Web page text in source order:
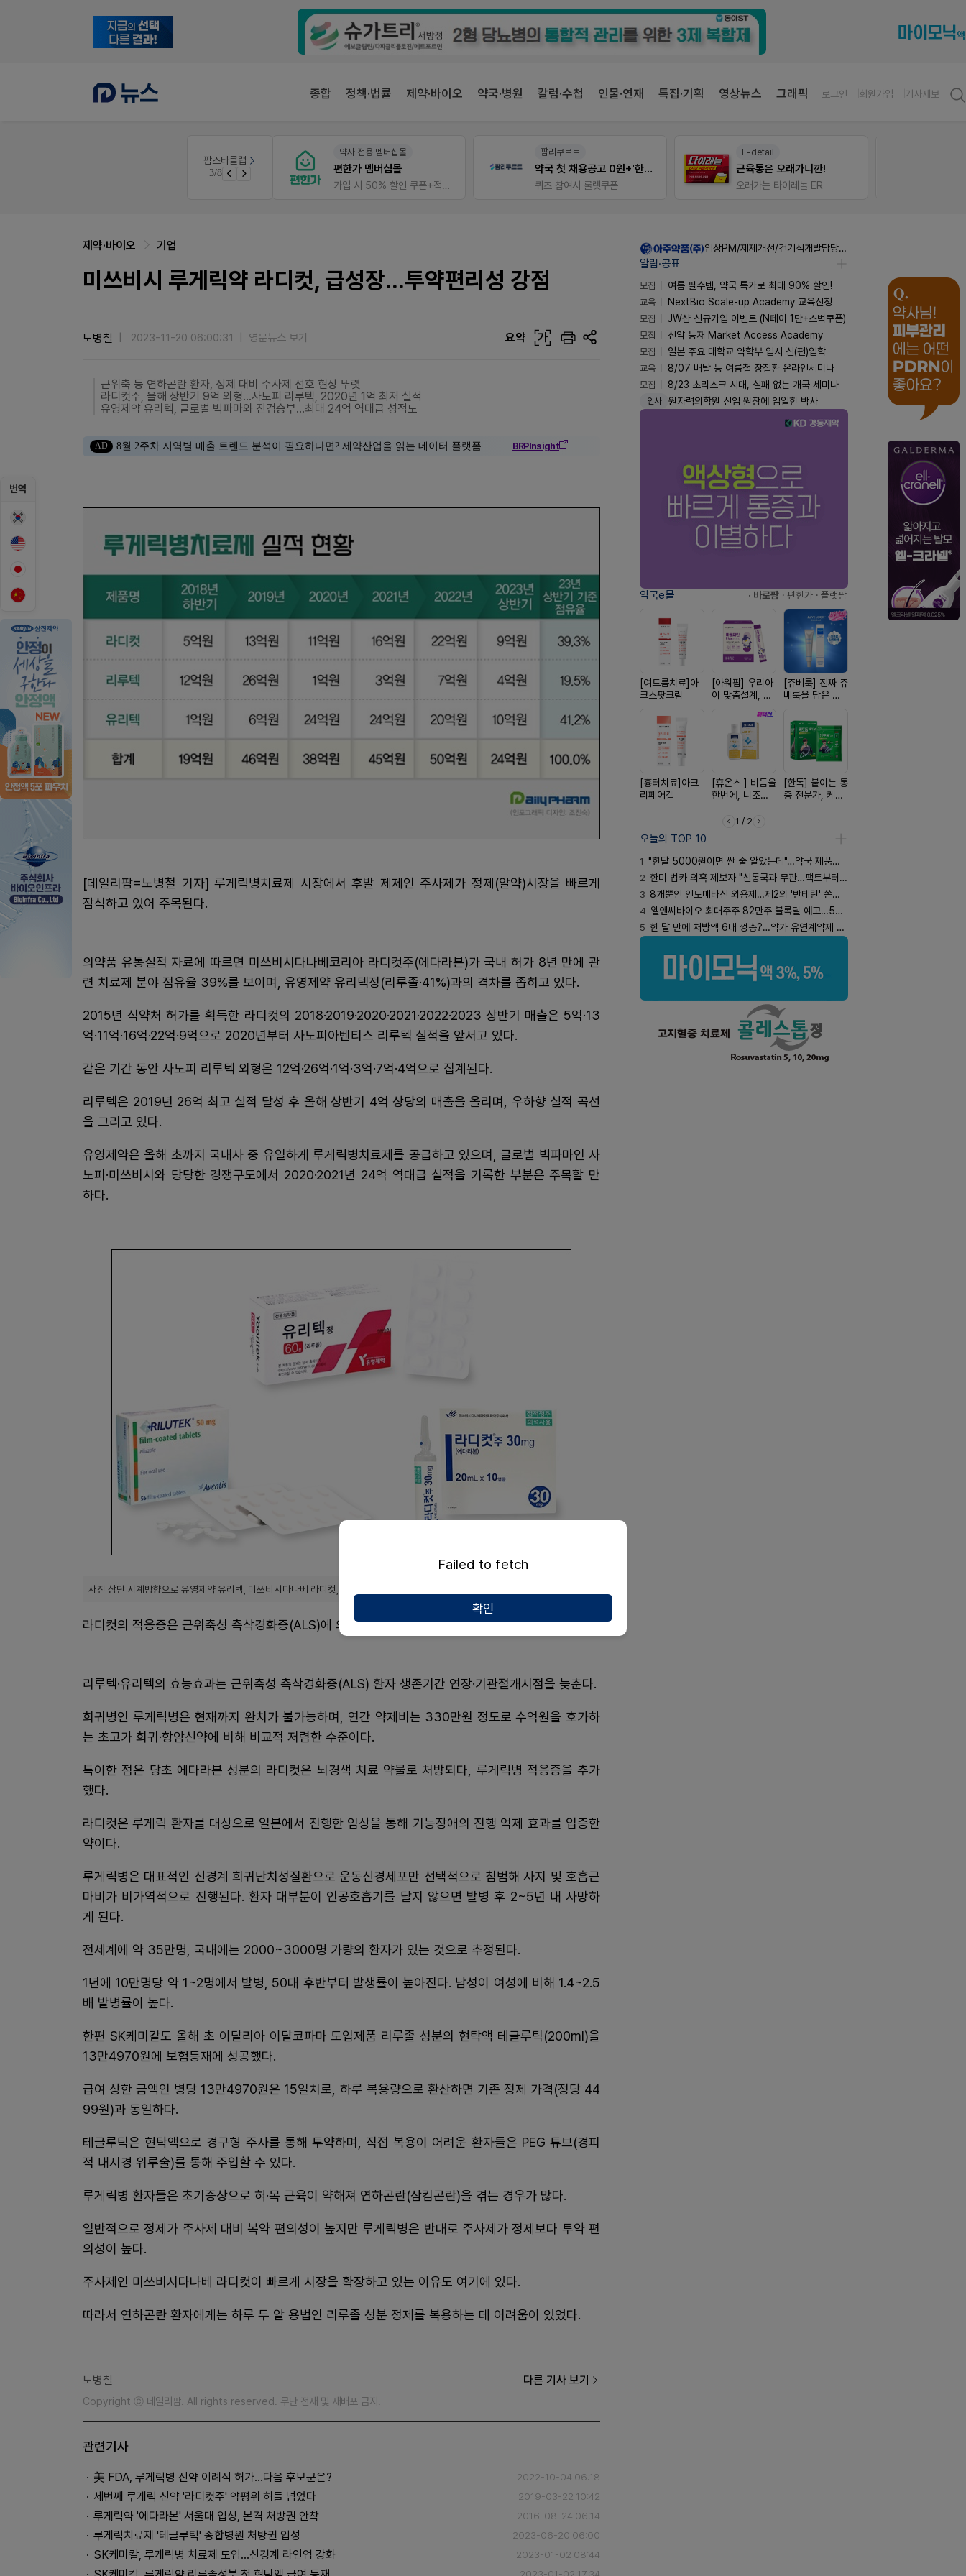
종합 정책·법률 제약·바이오 약국·병원 칼럼·수첩 인물·연재 특집·기획 영상뉴스 그래픽 로그인 회원가입 기사제보
팜스타클럽
3/8
이달의 약국 신제품(8월호)
약사 전용 멤버십몰
편한가 멤버십몰
가입 시 50% 할인 쿠폰+적립금까지!
팜리쿠르트
약국 첫 채용공고 0원+'한번 더' 무료 연장
퀴즈 참여시 룰렛쿠폰
E-detail
근육통은 오래가니깐!
오래가는 타이레놀 ER
번역
제약·바이오 기업
미쓰비시 루게릭약 라디컷, 급성장...투약편리성 강점
노병철 2023-11-20 06:00:31 영문뉴스 보기 요약 가
근위축 등 연하곤란 환자, 정제 대비 주사제 선호 현상 뚜렷
라디컷주, 올해 상반기 9억 외형...사노피 리루텍, 2020년 1억 최저 실적
유영제약 유리텍, 글로벌 빅파마와 진검승부...최대 24억 역대급 성적도
AD 8월 2주차 지역별 매출 트렌드 분석이 필요하다면? 제약산업을 읽는 데이터 플랫폼 BRPInsight
[데일리팜=노병철 기자] 루게릭병치료제 시장에서 후발 제제인 주사제가 정제(알약)시장을 빠르게
잠식하고 있어 주목된다.
의약품 유통실적 자료에 따르면 미쓰비시다나베코리아 라디컷주(에다라본)가 국내 허가 8년 만에 관
련 치료제 분야 점유율 39%를 보이며, 유영제약 유리텍정(리루졸·41%)과의 격차를 좁히고 있다.
2015년 식약처 허가를 획득한 라디컷의 2018·2019·2020·2021·2022·2023 상반기 매출은 5억·13
억·11억·16억·22억·9억으로 2020년부터 사노피아벤티스 리루텍 실적을 앞서고 있다.
같은 기간 동안 사노피 리루텍 외형은 12억·26억·1억·3억·7억·4억으로 집계된다.
리루텍은 2019년 26억 최고 실적 달성 후 올해 상반기 4억 상당의 매출을 올리며, 우하향 실적 곡선
을 그리고 있다.
유영제약은 올해 초까지 국내사 중 유일하게 루게릭병치료제를 공급하고 있으며, 글로벌 빅파마인 사
노피·미쓰비시와 당당한 경쟁구도에서 2020·2021년 24억 역대급 실적을 기록한 부분은 주목할 만
하다.
사진 상단 시계방향으로 유영제약 유리텍, 미쓰비시다나베 라디컷, 사노피 리루텍.
라디컷의 적응증은 근위축성 측삭경화증(ALS)에 의한 기능장애의 진행을 늦춰준다.
리루텍·유리텍의 효능효과는 근위축성 측삭경화증(ALS) 환자 생존기간 연장·기관절개시점을 늦춘다.
희귀병인 루게릭병은 현재까지 완치가 불가능하며, 연간 약제비는 330만원 정도로 수억원을 호가하
는 초고가 희귀·항암신약에 비해 비교적 저렴한 수준이다.
특이한 점은 당초 에다라본 성분의 라디컷은 뇌경색 치료 약물로 처방되다, 루게릭병 적응증을 추가
했다.
라디컷은 루게릭 환자를 대상으로 일본에서 진행한 임상을 통해 기능장애의 진행 억제 효과를 입증한
약이다.
루게릭병은 대표적인 신경계 희귀난치성질환으로 운동신경세포만 선택적으로 침범해 사지 및 호흡근
마비가 비가역적으로 진행된다. 환자 대부분이 인공호흡기를 달지 않으면 발병 후 2~5년 내 사망하
게 된다.
전세계에 약 35만명, 국내에는 2000~3000명 가량의 환자가 있는 것으로 추정된다.
1년에 10만명당 약 1~2명에서 발병, 50대 후반부터 발생률이 높아진다. 남성이 여성에 비해 1.4~2.5
배 발병률이 높다.
한편 SK케미칼도 올해 초 이탈리아 이탈코파마 도입제품 리루졸 성분의 현탁액 테글루틱(200ml)을
13만4970원에 보험등재에 성공했다.
급여 상한 금액인 병당 13만4970원은 15일치로, 하루 복용량으로 환산하면 기존 정제 가격(정당 44
99원)과 동일하다.
테글루틱은 현탁액으로 경구형 주사를 통해 투약하며, 직접 복용이 어려운 환자들은 PEG 튜브(경피
적 내시경 위루술)를 통해 주입할 수 있다.
루게릭병 환자들은 초기증상으로 혀·목 근육이 약해져 연하곤란(삼킴곤란)을 겪는 경우가 많다.
일반적으로 정제가 주사제 대비 복약 편의성이 높지만 루게릭병은 반대로 주사제가 정제보다 투약 편
의성이 높다.
주사제인 미쓰비시다나베 라디컷이 빠르게 시장을 확장하고 있는 이유도 여기에 있다.
따라서 연하곤란 환자에게는 하루 두 알 용법인 리루졸 성분 정제를 복용하는 데 어려움이 있었다.
노병철 다른 기사 보기
Copyright ⓒ 데일리팜. All rights reserved. 무단 전재 및 재배포 금지.
관련기사
美 FDA, 루게릭병 신약 이례적 허가...다음 후보군은? 2022-10-04 06:18
세번째 루게릭 신약 '라디컷주' 약평위 허들 넘었다 2019-03-22 10:42
루게릭약 '에다라본' 서울대 입성, 본격 처방권 안착 2016-08-24 06:14
루게릭치료제 '테글루틱' 종합병원 처방권 입성 2023-06-20 06:00
SK케미칼, 루게릭병 치료제 도입…신경계 라인업 강화 2023-01-02 08:44
임상PM/제제개선/건기식개발담당 채용
알림·공표
모집
여름 필수템, 약국 특가로 최대 90% 할인!
교육
NextBio Scale-up Academy 교육신청
모집
JW샵 신규가입 이벤트 (N페이 1만+스벅쿠폰)
모집
신약 등재 Market Access Academy
모집
일본 주요 대학교 약학부 입시 신(편)입학
교육
8/07 배탈 등 여름철 장질환 온라인세미나
모집
8/23 초리스크 시대, 실패 없는 개국 세미나
인사 원자력의학원 신임 원장에 임일한 박사
약국e몰 · 바로팜 · 편한가 · 플랫팜
[여드름치료]아
크스팟크림
[아워팜] 우리아
이 맞춤설계, 바
[쥬베룩] 진짜 쥬
베룩을 담은 약
크림
[흉터치료]아크
리페어겔
[휴온스 ] 비듬을
한번에, 니조랄
[한독] 붙이는 통
증 전문가, 케토
1 / 2
오늘의 TOP 10
1 "한달 5000원이면 싼 줄 알았는데"…약국 제품과 비교해보니
2 한미 법카 의혹 제보자 "신동국과 무관…팩트부터 따져야"
3 8개뿐인 인도메타신 외용제…제2의 '반테린' 쏟아지나
4 엘앤씨바이오 최대주주 82만주 블록딜 예고…500억 규모
5 한 달 만에 처방액 6배 껑충?…약가 유연계약제 착시효과
Failed to fetch
확인